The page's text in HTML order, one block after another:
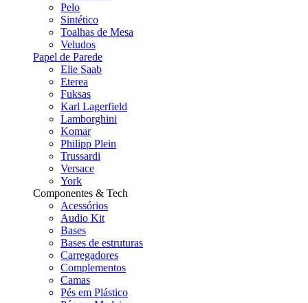
Pelo
Sintético
Toalhas de Mesa
Veludos
Papel de Parede
Elie Saab
Eterea
Fuksas
Karl Lagerfield
Lamborghini
Komar
Philipp Plein
Trussardi
Versace
York
Componentes & Tech
Acessórios
Audio Kit
Bases
Bases de estruturas
Carregadores
Complementos
Camas
Pés em Plástico